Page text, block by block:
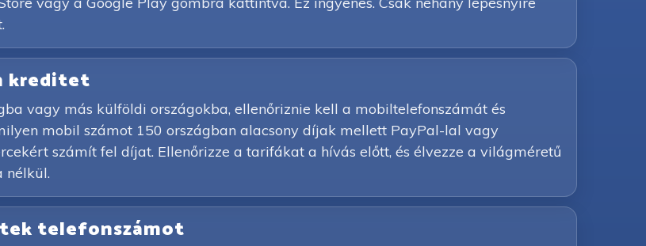
kreditet
vagy más külföldi országokba, ellenőriznie kell a mobiltelefonszámát és
mobil számot 150 országban alacsony díjak mellett PayPal-lal vagy
számít fel díjat. Ellenőrizze a tarifákat a hívás előtt, és élvezze a világméretű
nélkül.
telefonszámot